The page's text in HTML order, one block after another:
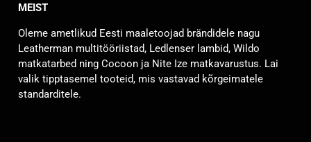
teha
tootelehel.
MEIST
Oleme ametlikud Eesti maaletoojad brändidele nagu
Leatherman multitööriistad, Ledlenser lambid, Wildo
matkatarbed ning Cocoon ja Nite Ize matkavarustus. Lai
valik tipptasemel tooteid, mis vastavad kõrgeimatele
standarditele.